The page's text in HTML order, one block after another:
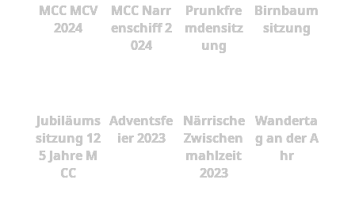
MCC MCV
2024
MCC Narr
enschiff 2
024
Prunkfre
mdensitz
ung
Birnbaum
sitzung
Jubiläums
sitzung 12
5 Jahre M
CC
Adventsfe
ier 2023
Närrische
Zwischen
mahlzeit
2023
Wanderta
g an der A
hr